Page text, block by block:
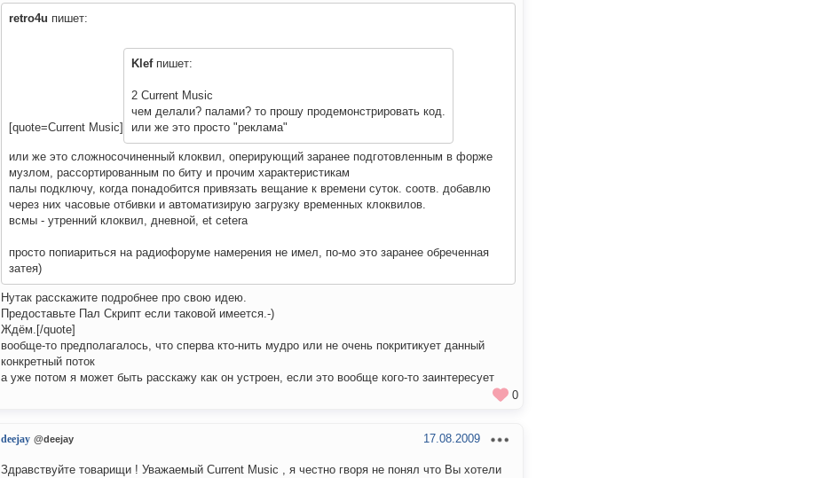
retro4u пишет:
[quote=Current Music]
Klefпишет:
2 Current Music
чем делали? палами? то прошу продемонстрировать код.
или же это просто "реклама"
или же это сложносочиненный клоквил, оперирующий заранее подготовленным в форже
музлом, рассортированным по биту и прочим характеристикам
палы подключу, когда понадобится привязать вещание к времени суток. соотв. добавлю
через них часовые отбивки и автоматизирую загрузку временных клоквилов.
всмы - утренний клоквил, дневной, et cetera
просто попиариться на радиофоруме намерения не имел, по-мо это заранее обреченная
затея)
Нутак расскажите подробнее про свою идею.
Предоставьте Пал Скрипт если таковой имеется.-)
Ждём.[/quote]
вообще-то предполагалось, что сперва кто-нить мудро или не очень покритикует данный
конкретный поток
а уже потом я может быть расскажу как он устроен, если это вообще кого-то заинтересует
0
deejay @deejay 17.08.2009
Здравствуйте товарищи ! Уважаемый Current Music , я честно гворя не понял что Вы хотели